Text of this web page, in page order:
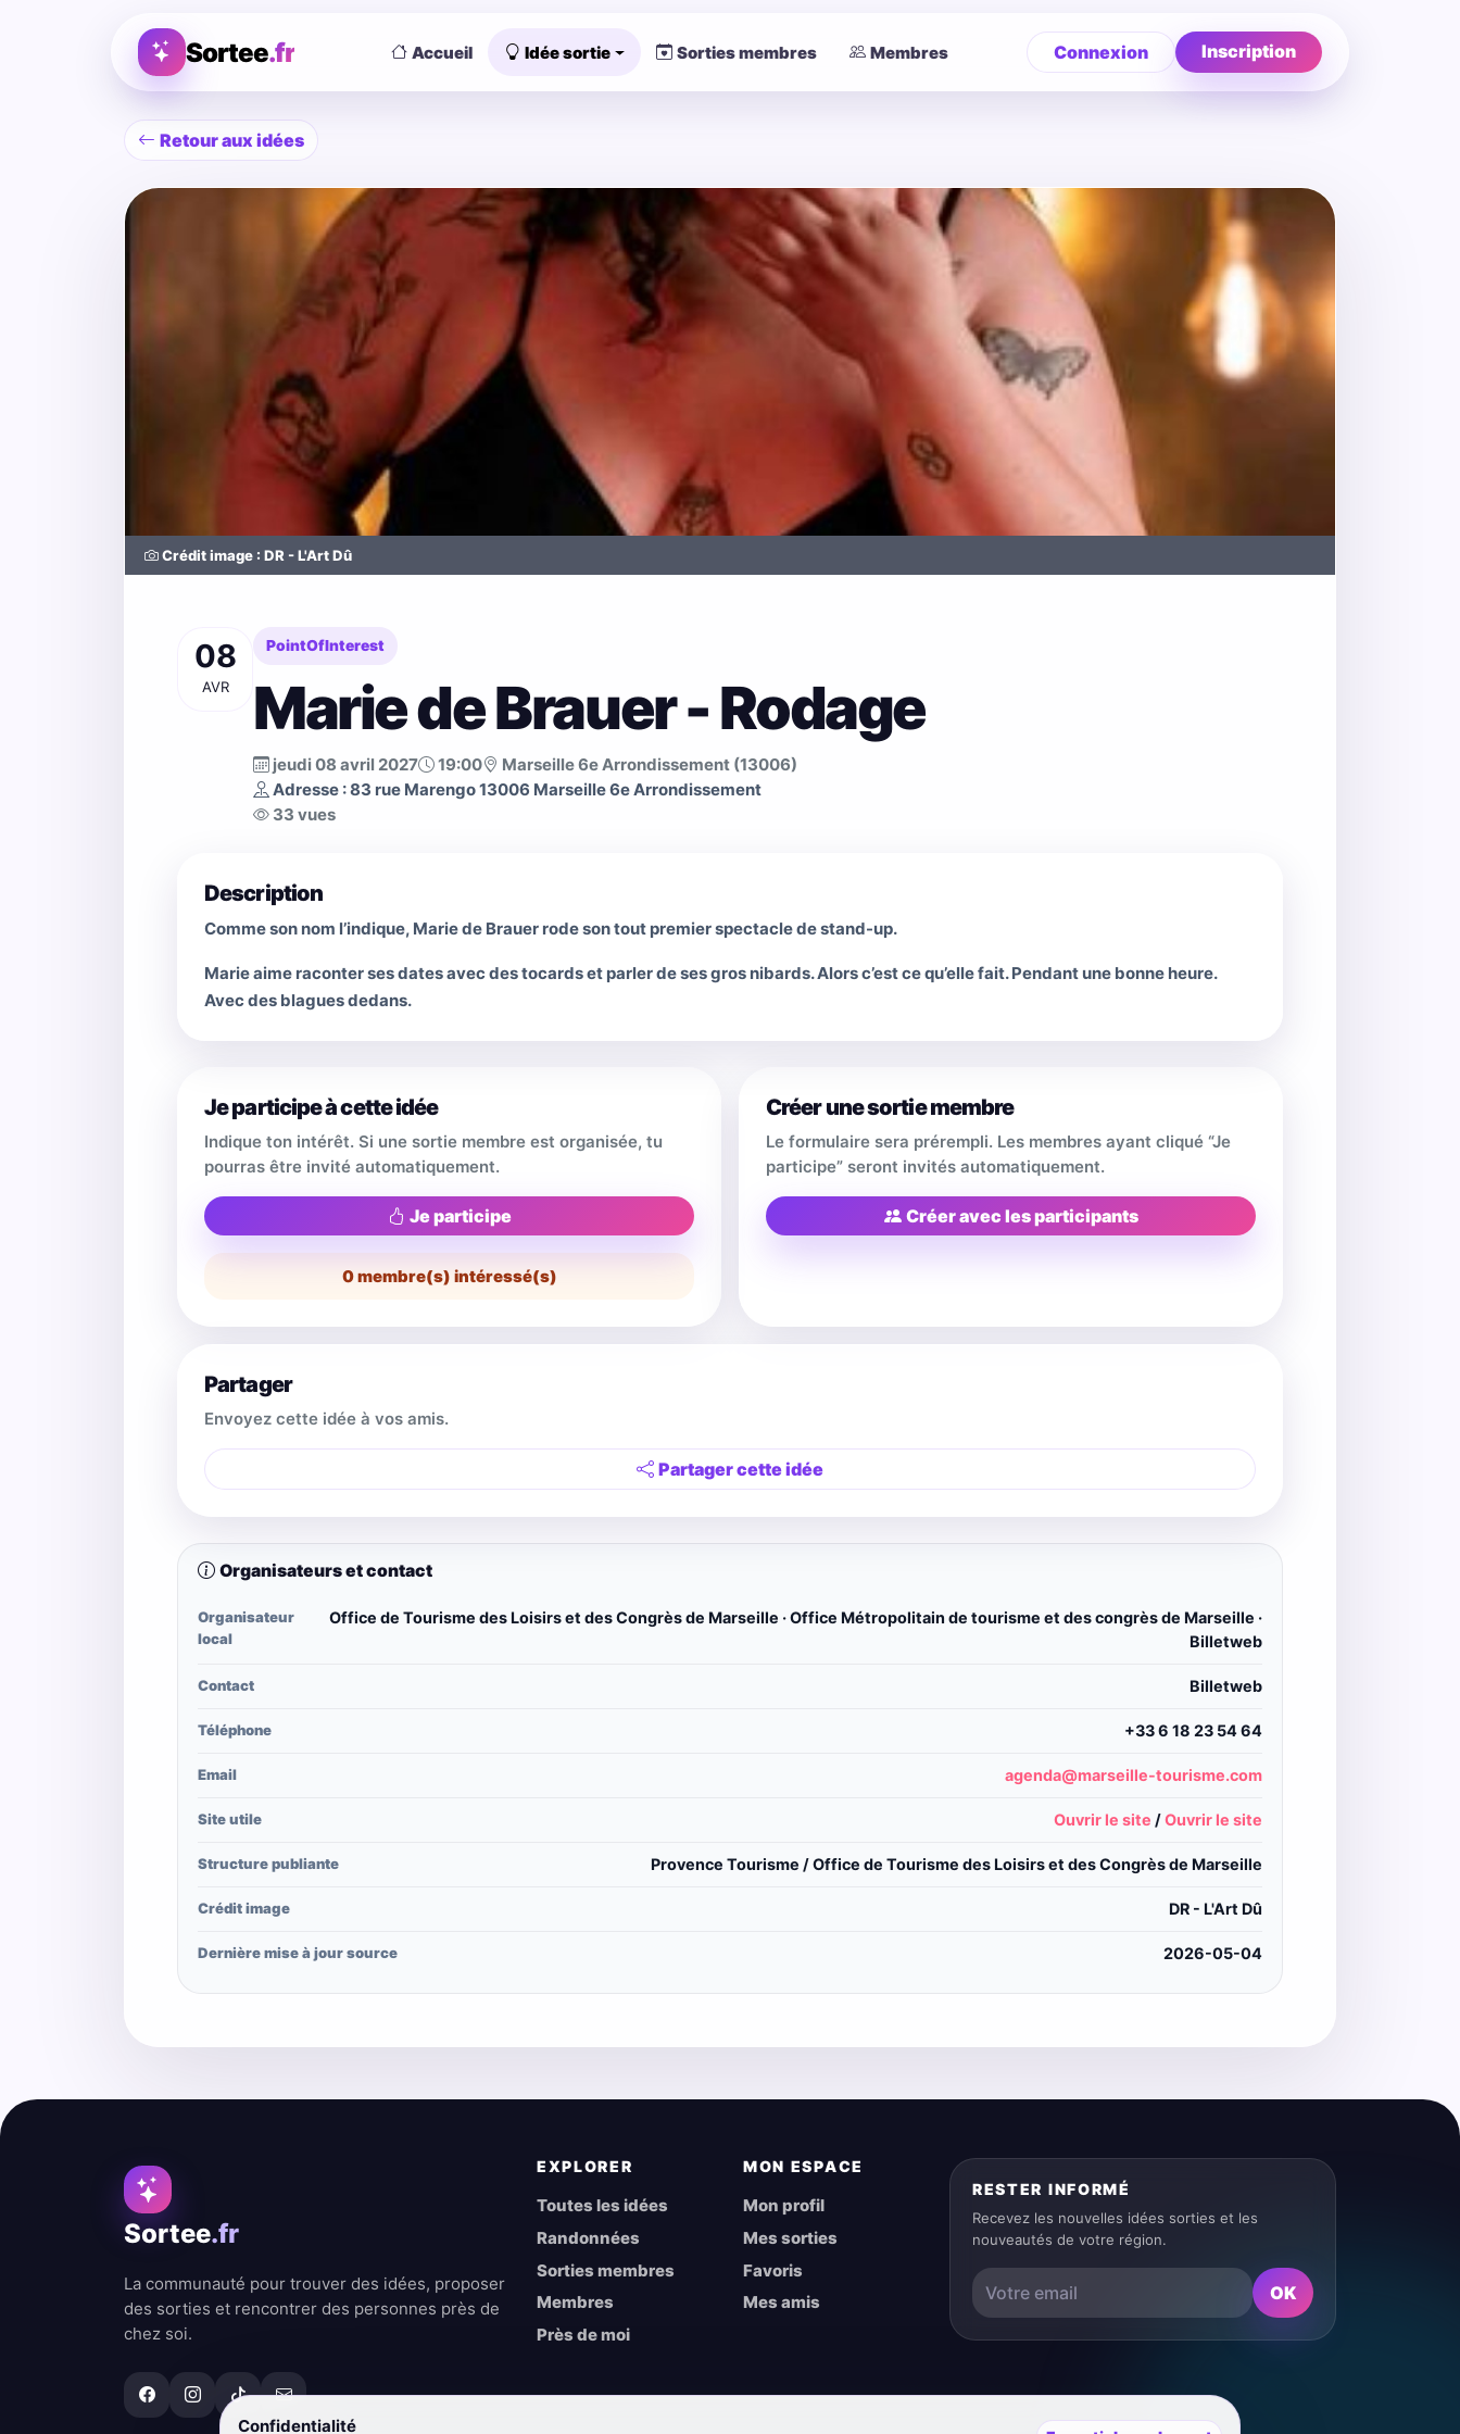
Sortee.fr Connexion Inscription
Accueil Idée sortie Sorties membres Membres
Retour aux idées
Crédit image : DR - L'Art Dû
08
AVR
PointOfInterest
Marie de Brauer - Rodage
jeudi 08 avril 2027 19:00
Marseille 6e Arrondissement (13006)
Adresse : 83 rue Marengo 13006 Marseille 6e Arrondissement
33 vues
Description
Comme son nom l’indique, Marie de Brauer rode son tout premier spectacle de stand-up.
Marie aime raconter ses dates avec des tocards et parler de ses gros nibards. Alors c’est ce qu’elle fait. Pendant une bonne heure.
Avec des blagues dedans.
Je participe à cette idée
Indique ton intérêt. Si une sortie membre est organisée, tu
pourras être invité automatiquement.
Je participe
0membre(s) intéressé(s)
Créer une sortie membre
Le formulaire sera prérempli. Les membres ayant cliqué “Je
participe” seront invités automatiquement.
Créer avec les participants
Partager
Envoyez cette idée à vos amis.
Partager cette idée
Organisateurs et contact
Organisateur
local
Office de Tourisme des Loisirs et des Congrès de Marseille · Office Métropolitain de tourisme et des congrès de Marseille ·
Billetweb
Contact Billetweb
Téléphone +33 6 18 23 54 64
Email agenda@marseille-tourisme.com
Site utile Ouvrir le site /Ouvrir le site
Structure publiante Provence Tourisme / Office de Tourisme des Loisirs et des Congrès de Marseille
Crédit image DR - L'Art Dû
Dernière mise à jour source 2026-05-04
Sortee.fr
La communauté pour trouver des idées, proposer
des sorties et rencontrer des personnes près de
chez soi.
EXPLORER
Toutes les idées
Randonnées
Sorties membres
Membres
Près de moi
MON ESPACE
Mon profil
Mes sorties
Favoris
Mes amis
RESTER INFORMÉ
Recevez les nouvelles idées sorties et les
nouveautés de votre région.
OK
Confidentialité